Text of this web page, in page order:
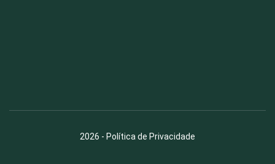
2026 - Política de Privacidade